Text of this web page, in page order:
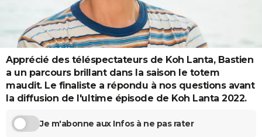
Voyage nature
Voyage de noces
GUIDES D'ACHAT
BONS PLANS
CARTE DE VOEUX
Dictionnaire
Biographies
Citations
Expressions
Proverbes
PROGRAMME TV
Apprécié des téléspectateurs de Koh Lanta, Bastien
a un parcours brillant dans la saison le totem
maudit. Le finaliste a répondu à nos questions avant
la diffusion de l'ultime épisode de Koh Lanta 2022.
Je m'abonne aux Infos à ne pas rater